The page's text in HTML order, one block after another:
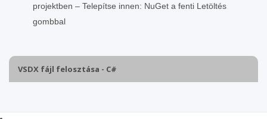
projektben – Telepítse innen: NuGet a fenti Letöltés
gombbal
VSDX fájl felosztása - C#